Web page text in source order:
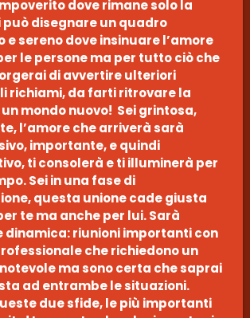
dove rimane solo la
può disegnare un quadro
e sereno dove insinuare l’amore
le persone ma per tutto ciò che
di avvertire ulteriori
richiami, da farti ritrovare la
mondo nuovo! Sei grintosa,
l’amore che arriverà sarà
importante, e quindi
ti consolerà e ti illuminerà per
Sei in una fase di
questa unione cade giusta
te ma anche per lui. Sarà
dinamica: riunioni importanti con
che richiedono un
ma sono certa che saprai
ad entrambe le situazioni.
due sfide, le più importanti